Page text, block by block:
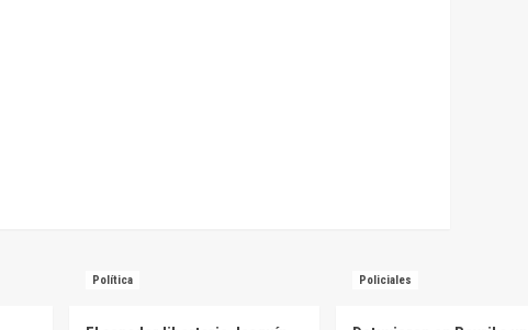
Política Policiales